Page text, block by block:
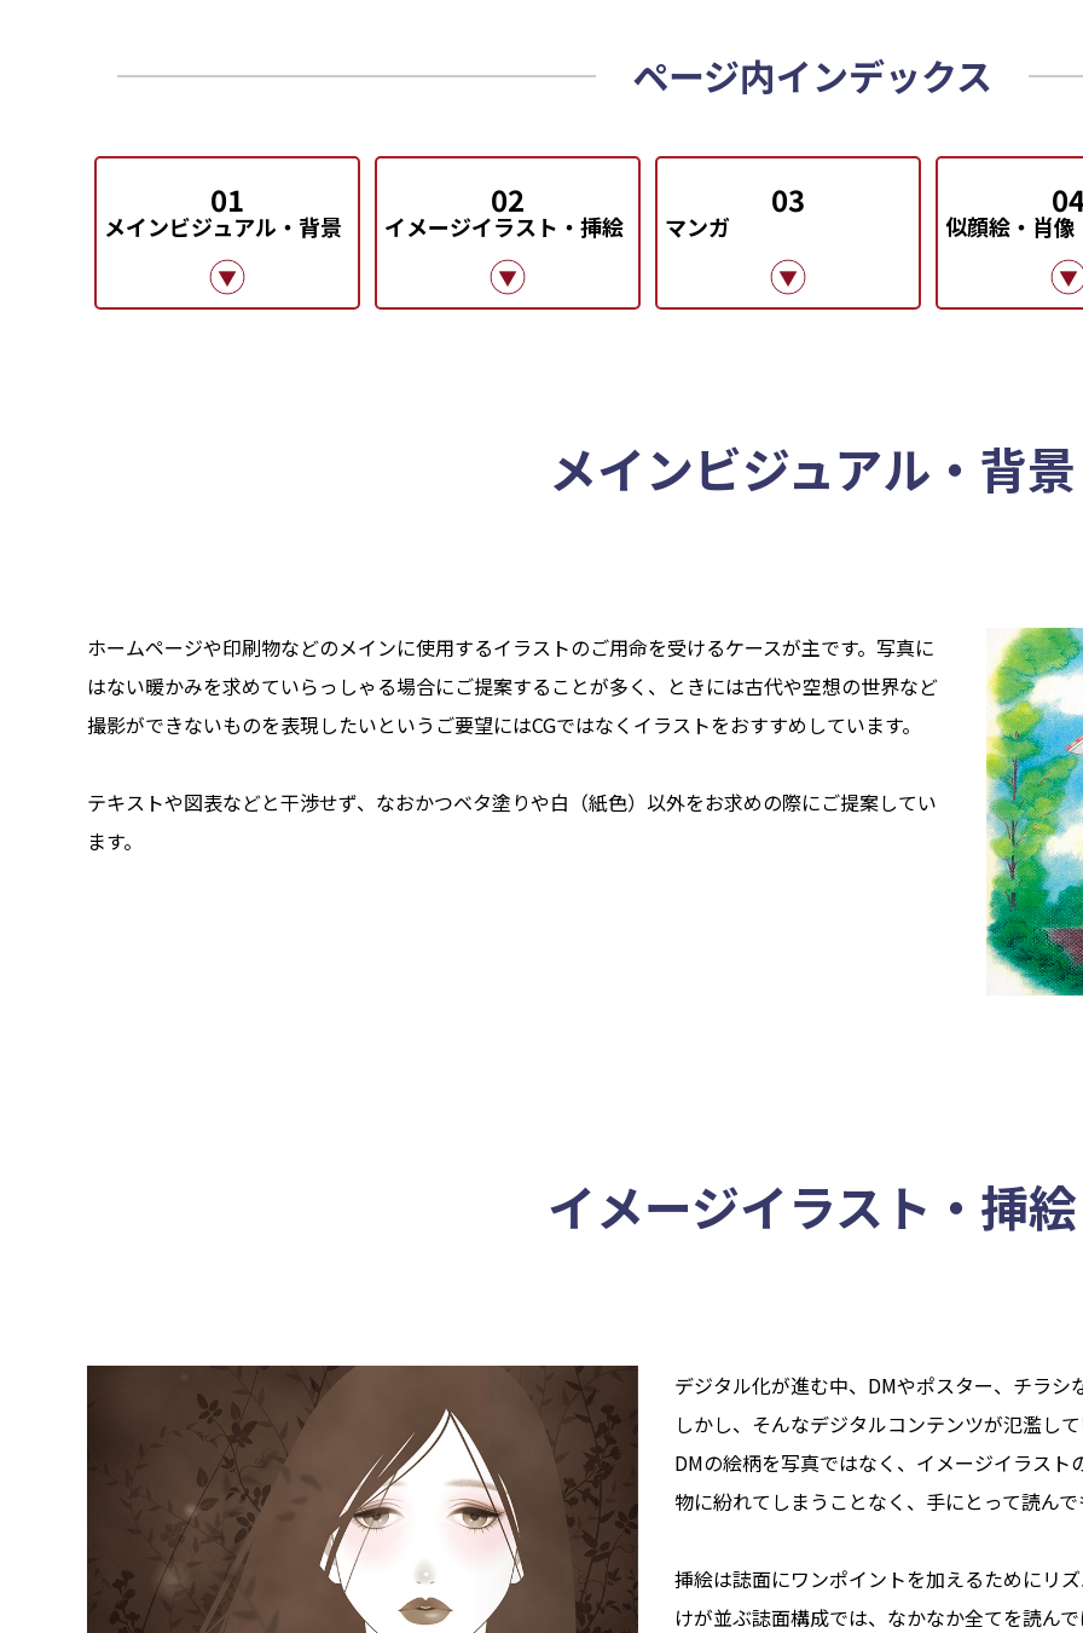
ページ内インデックス
01
メインビジュアル・背景
02
イメージイラスト・挿絵
03
マンガ 似顔絵・肖像
メインビジュアル・背景
ホームページや印刷物などのメインに使用するイラストのご用命を受けるケースが主です。写真に
はない暖かみを求めていらっしゃる場合にご提案することが多く、ときには古代や空想の世界など
撮影ができないものを表現したいというご要望にはCGではなくイラストをおすすめしています。
テキストや図表などと干渉せず、なおかつベタ塗りや白（紙色）以外をお求めの際にご提案してい
ます。
イメージイラスト・挿絵
デジタル化が進む中、DMやポスター、チラシ
しかし、そんなデジタルコンテンツが氾濫し
DMの絵柄を写真ではなく、イメージイラス
物に紛れてしまうことなく、手にとって読んで
挿絵は誌面にワンポイントを加えるためにリ
けが並ぶ誌面構成では、なかなか全てを読ん